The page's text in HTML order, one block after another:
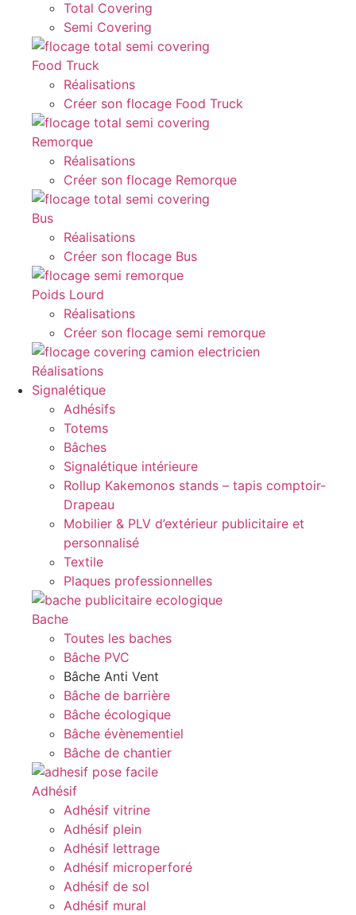
Total Covering
Semi Covering
Food Truck
Réalisations
Créer son flocage Food Truck
Remorque
Réalisations
Créer son flocage Remorque
Bus
Réalisations
Créer son flocage Bus
Poids Lourd
Réalisations
Créer son flocage semi remorque
Réalisations
Signalétique
Adhésifs
Totems
Bâches
Signalétique intérieure
Rollup Kakemonos stands – tapis comptoir-
Drapeau
Mobilier & PLV d’extérieur publicitaire et
personnalisé
Textile
Plaques professionnelles
Bache
Toutes les baches
Bâche PVC
Bâche Anti Vent
Bâche de barrière
Bâche écologique
Bâche évènementiel
Bâche de chantier
Adhésif
Adhésif vitrine
Adhésif plein
Adhésif lettrage
Adhésif microperforé
Adhésif de sol
Adhésif mural